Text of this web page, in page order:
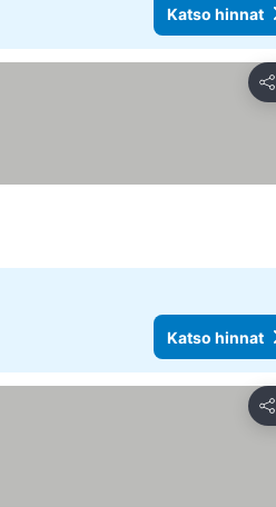
Katso hinnat
Jaa
Katso hinnat
Jaa